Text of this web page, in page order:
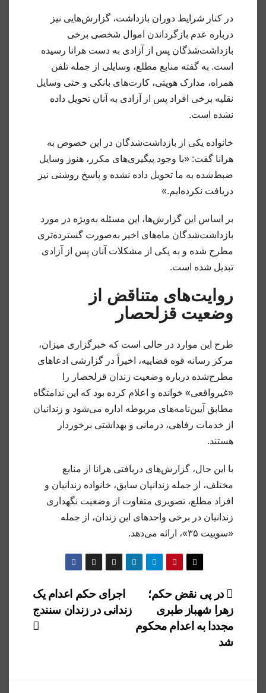
در کنار شرایط دوران بازداشت، گزارش‌هایی نیز
درباره عدم بازگرداندن اموال شخصی برخی
بازداشت‌شدگان پس از آزادی به دست هرانا رسیده
است. به گفته منابع مطلع، وسایلی از جمله تلفن
همراه، مدارک هویتی، کارت‌های بانکی و حتی وسایل
نقلیه برخی افراد پس از آزادی به آنان تحویل داده
نشده است.
خانواده یکی از بازداشت‌شدگان در این خصوص به
هرانا گفت: «با وجود پیگیری‌های مکرر، هنوز وسایل
ضبط‌شده به ما تحویل داده نشده و پاسخ روشنی نیز
دریافت نکرده‌ایم.»
بر اساس این گزارش‌ها، این مسئله به‌ویژه در مورد
بازداشت‌شدگان ماه‌های اخیر به‌صورت گسترده‌تری
مطرح شده و به یکی از مشکلات آنان پس از آزادی
تبدیل شده است.
روایت‌های متناقض از
وضعیت قزلحصار
طرح این موارد در حالی است که خبرگزاری میزان،
مرکز رسانه قوه قضاییه، اخیراً در گزارشی ادعاهای
مطرح‌شده درباره وضعیت زندان قزلحصار را
«غیرواقعی» خوانده و اعلام کرده بود که این ندامتگاه
مطابق آیین‌نامه‌های مربوطه اداره می‌شود و زندانیان
از خدمات رفاهی، درمانی و بهداشتی برخوردار
هستند.
با این حال، گزارش‌های دریافتی هرانا از منابع
مختلف، از جمله زندانیان سابق، خانواده زندانیان و
افراد مطلع، تصویری متفاوت از وضعیت نگهداری
زندانیان در برخی واحدهای این زندان، از جمله
«سوییت ۳۵»، ارائه می‌دهد.
راهبری
نوشته
اجرای حکم اعدام یک
زندانی در زندان سنندج
در پی نقض حکم؛
زهرا شهباز طبری
مجددا به اعدام محکوم
شد